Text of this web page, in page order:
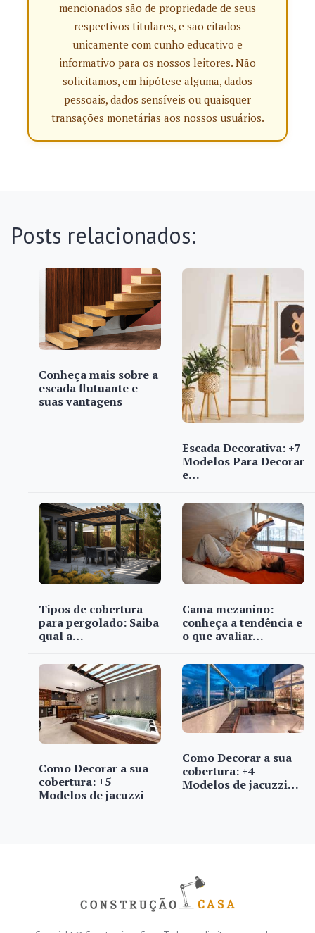
mencionados são de propriedade de seus
respectivos titulares, e são citados
unicamente com cunho educativo e
informativo para os nossos leitores. Não
solicitamos, em hipótese alguma, dados
pessoais, dados sensíveis ou quaisquer
transações monetárias aos nossos usuários.
Posts relacionados:
Conheça mais sobre a
escada flutuante e
suas vantagens
Escada Decorativa: +7
Modelos Para Decorar
e…
Tipos de cobertura
para pergolado: Saiba
qual a…
Cama mezanino:
conheça a tendência e
o que avaliar…
Como Decorar a sua
cobertura: +5
Modelos de jacuzzi
Como Decorar a sua
cobertura: +4
Modelos de jacuzzi…